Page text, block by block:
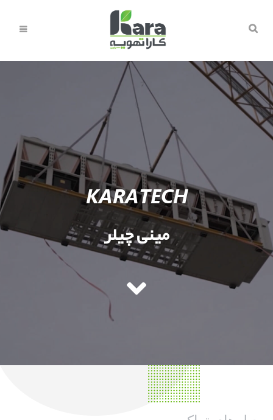
KARATECH
مینی چیلر